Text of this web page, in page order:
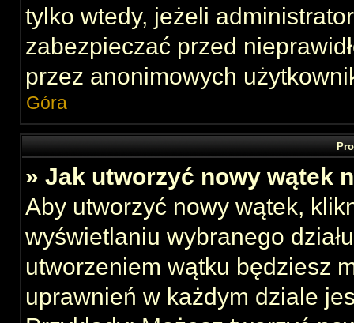
tylko wtedy, jeżeli
zabezpieczać przed
przez anonimowych
Góra
» Jak utworzyć nowy wątek
Aby utworzyć nowy wątek,
wyświetlaniu wybranego
utworzeniem wątku będziesz
uprawnień w każdym dziale